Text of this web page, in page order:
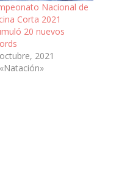
Nacional de
Corta 2021
20 nuevos
2021